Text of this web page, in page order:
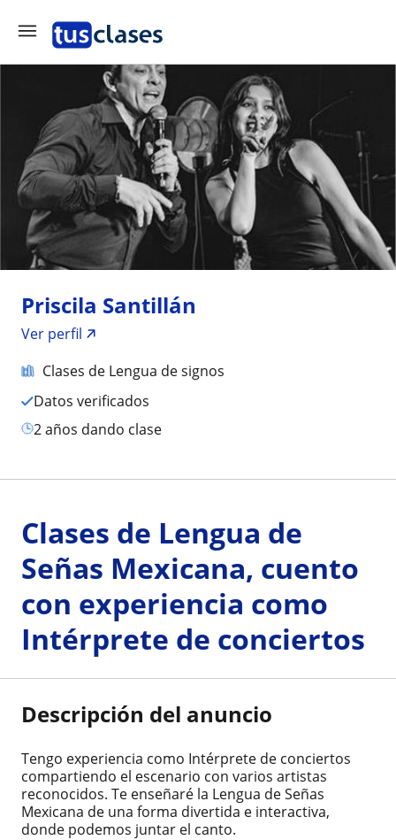
Priscila Santillán
Ver perfil
Clases de Lengua de signos
Datos verificados
2 años dando clase
Clases de Lengua de
Señas Mexicana, cuento
con experiencia como
Intérprete de conciertos
Descripción del anuncio
Tengo experiencia como Intérprete de conciertos
compartiendo el escenario con varios artistas
reconocidos. Te enseñaré la Lengua de Señas
Mexicana de una forma divertida e interactiva,
donde podemos juntar el canto.